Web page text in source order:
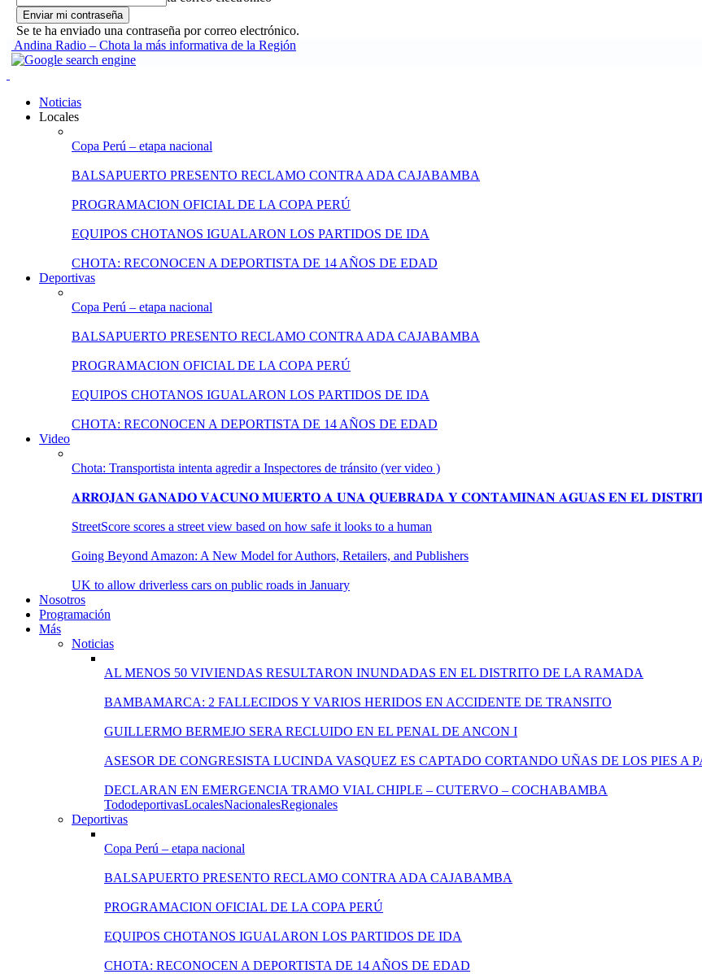
Se te ha enviado una contraseña por correo electrónico.
Andina Radio – Chota la más informativa de la Región
Noticias
Locales
Copa Perú – etapa nacional
BALSAPUERTO PRESENTO RECLAMO CONTRA ADA CAJABAMBA
PROGRAMACION OFICIAL DE LA COPA PERÚ
EQUIPOS CHOTANOS IGUALARON LOS PARTIDOS DE IDA
CHOTA: RECONOCEN A DEPORTISTA DE 14 AÑOS DE EDAD
Deportivas
Copa Perú – etapa nacional
BALSAPUERTO PRESENTO RECLAMO CONTRA ADA CAJABAMBA
PROGRAMACION OFICIAL DE LA COPA PERÚ
EQUIPOS CHOTANOS IGUALARON LOS PARTIDOS DE IDA
CHOTA: RECONOCEN A DEPORTISTA DE 14 AÑOS DE EDAD
Video
Chota: Transportista intenta agredir a Inspectores de tránsito (ver video )
𝐀𝐑𝐑𝐎𝐉𝐀𝐍 𝐆𝐀𝐍𝐀𝐃𝐎 𝐕𝐀𝐂𝐔𝐍𝐎 𝐌𝐔𝐄𝐑𝐓𝐎 𝐀 𝐔𝐍𝐀 𝐐𝐔𝐄𝐁𝐑𝐀𝐃𝐀 𝐘 𝐂𝐎𝐍𝐓𝐀𝐌𝐈𝐍𝐀𝐍 𝐀𝐆𝐔𝐀𝐒 𝐄𝐍 𝐄𝐋
StreetScore scores a street view based on how safe it looks to a human
Going Beyond Amazon: A New Model for Authors, Retailers, and Publishers
UK to allow driverless cars on public roads in January
Nosotros
Programación
Más
Noticias
AL MENOS 50 VIVIENDAS RESULTARON INUNDADAS EN EL DISTRITO DE LA RAMADA
BAMBAMARCA: 2 FALLECIDOS Y VARIOS HERIDOS EN ACCIDENTE DE TRANSITO
GUILLERMO BERMEJO SERA RECLUIDO EN EL PENAL DE ANCON I
ASESOR DE CONGRESISTA LUCINDA VASQUEZ ES CAPTADO CORTANDO UÑAS DE LOS PIES
DECLARAN EN EMERGENCIA TRAMO VIAL CHIPLE – CUTERVO – COCHABAMBA
TododeportivasLocalesNacionalesRegionales
Deportivas
Copa Perú – etapa nacional
BALSAPUERTO PRESENTO RECLAMO CONTRA ADA CAJABAMBA
PROGRAMACION OFICIAL DE LA COPA PERÚ
EQUIPOS CHOTANOS IGUALARON LOS PARTIDOS DE IDA
CHOTA: RECONOCEN A DEPORTISTA DE 14 AÑOS DE EDAD